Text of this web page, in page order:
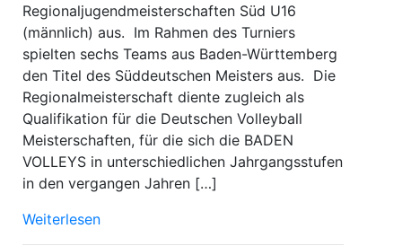
Regionaljugendmeisterschaften Süd U16
(männlich) aus. Im Rahmen des Turniers
spielten sechs Teams aus Baden-Württemberg
den Titel des Süddeutschen Meisters aus. Die
Regionalmeisterschaft diente zugleich als
Qualifikation für die Deutschen Volleyball
Meisterschaften, für die sich die BADEN
VOLLEYS in unterschiedlichen Jahrgangsstufen
in den vergangen Jahren […]
Weiterlesen